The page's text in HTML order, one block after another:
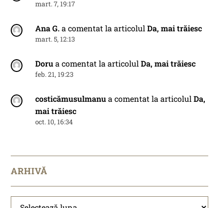
mart. 7, 19:17
Ana G.a comentat la articolulDa, mai trăiesc
mart. 5, 12:13
Dorua comentat la articolulDa, mai trăiesc
feb. 21, 19:23
costicămusulmanua comentat la articolulDa,
mai trăiesc
oct. 10, 16:34
ARHIVĂ
Arhivă